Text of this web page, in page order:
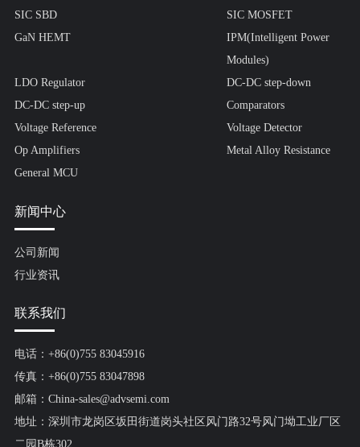
SIC SBD
SIC MOSFET
GaN HEMT
IPM(Intelligent Power
Modules)
LDO Regulator
DC-DC step-down
DC-DC step-up
Comparators
Voltage Reference
Voltage Detector
Op Amplifiers
Metal Alloy Resistance
General MCU
新闻中心
公司新闻
行业资讯
联系我们
电话：+86(0)755 83045916
传真：+86(0)755 83047898
邮箱：China-sales@advsemi.com
地址：深圳市龙岗区坂田街道岗头社区风门路32号风门坳工业厂区
二园B栋302